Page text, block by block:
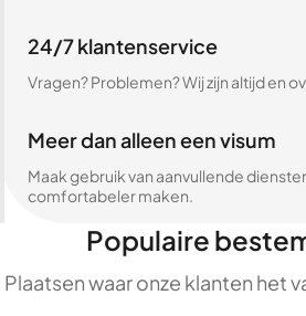
24/7 klantenservice
Vragen? Problemen? Wij zijn altijd en
Meer dan alleen een visum
Maak gebruik van aanvullende
comfortabeler maken.
Populaire
Plaatsen waar onze klanten het